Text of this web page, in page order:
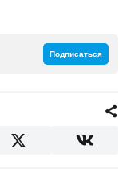
Подписаться